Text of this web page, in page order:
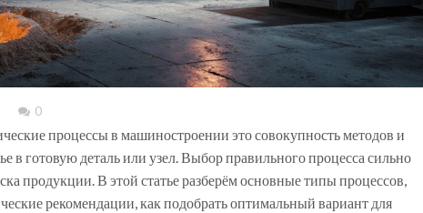
0
процессы в машиностроении это совокупность методов и
в готовую деталь или узел. Выбор правильного процесса сильно
продукции. В этой статье разберём основные типы процессов,
рекомендации, как подобрать оптимальный вариант для